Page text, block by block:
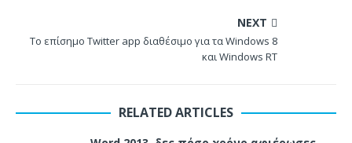
NEXT
Το επίσημο Twitter app διαθέσιμο για τα Windows 8
και Windows RT
RELATED ARTICLES